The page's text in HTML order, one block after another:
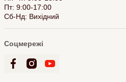
Пт: 9:00-17:00
Сб-Нд: Вихідний
Соцмережі